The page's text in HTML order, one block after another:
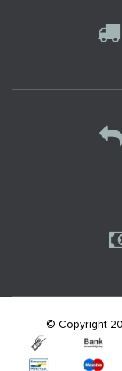
© Copyright